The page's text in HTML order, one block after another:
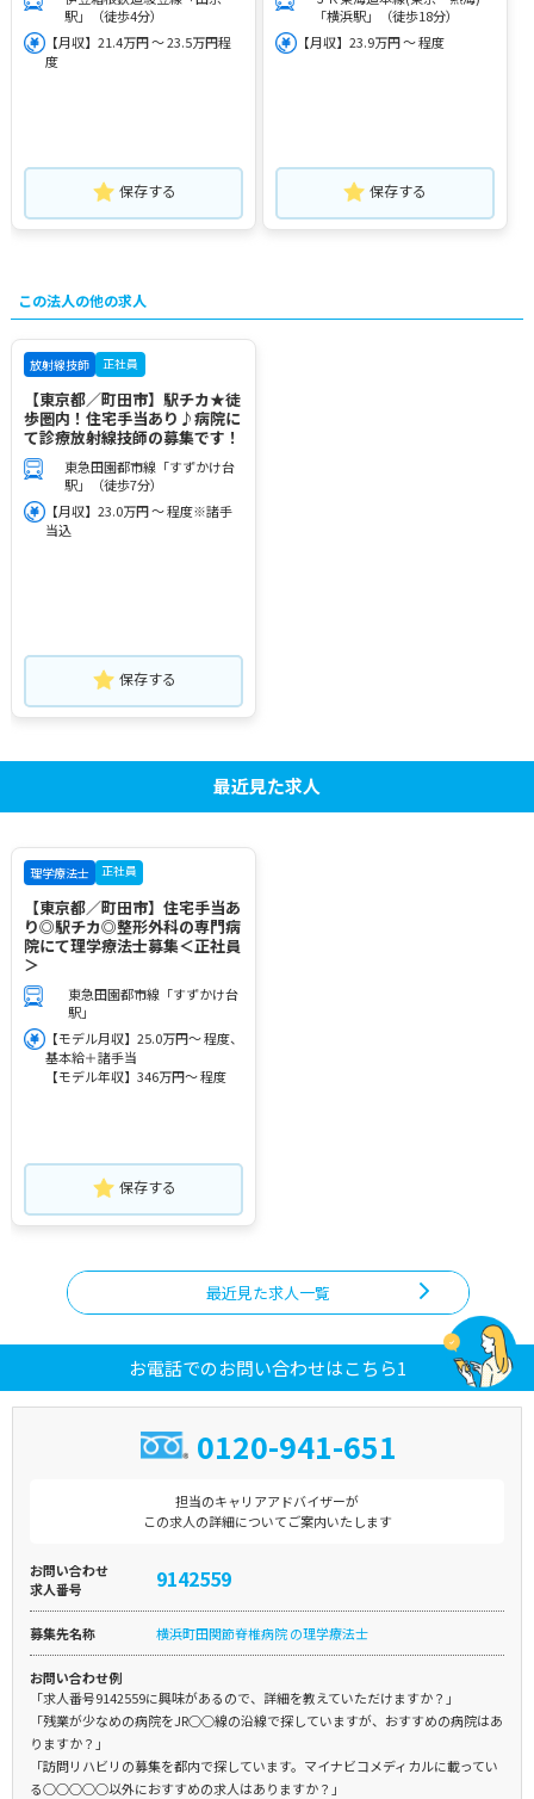
駅」（徒歩4分）
【月収】21.4万円 ～ 23.5万円程
度
保存する
「横浜駅」（徒歩18分）
【月収】23.9万円 ～ 程度
保存する
この法人の他の求人
放射線技師 正社員
【東京都／町田市】駅チカ★徒
歩圏内！住宅手当あり♪病院に
て診療放射線技師の募集です！
東急田園都市線「すずかけ台
駅」（徒歩7分）
【月収】23.0万円 ～ 程度※諸手
当込
保存する
最近見た求人
理学療法士 正社員
【東京都／町田市】住宅手当あ
り◎駅チカ◎整形外科の専門病
院にて理学療法士募集＜正社員
＞
東急田園都市線「すずかけ台
駅」
【モデル月収】25.0万円～ 程度、
基本給＋諸手当
【モデル年収】346万円～ 程度
保存する
最近見た求人一覧
お電話でのお問い合わせはこちら1
0120-941-651
担当のキャリアアドバイザーが
この求人の詳細についてご案内いたします
お問い合わせ
求人番号
9142559
募集先名称 横浜町田関節脊椎病院 の理学療法士
お問い合わせ例
「求人番号9142559に興味があるので、詳細を教えていただけますか？」
「残業が少なめの病院をJR○○線の沿線で探していますが、おすすめの病院はあ
りますか？」
「訪問リハビリの募集を都内で探しています。マイナビコメディカルに載ってい
る○○○○○以外におすすめの求人はありますか？」